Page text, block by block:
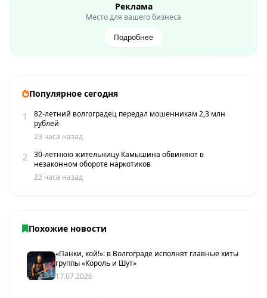
Реклама
Место для вашего бизнеса
Подробнее
Популярное сегодня
1
82-летний волгоградец передал мошенникам 2,3 млн
рублей
23 часа назад
2
30-летнюю жительницу Камышина обвиняют в
незаконном обороте наркотиков
22 часа назад
Похожие новости
«Панки, хой!»: в Волгограде исполнят главные хиты
группы «Король и Шут»
17.07.2026